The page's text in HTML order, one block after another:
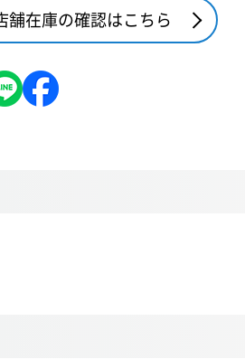
舗在庫の確認はこちら